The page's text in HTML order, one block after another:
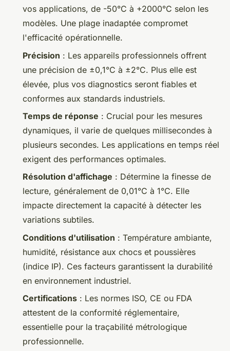
vos applications, de -50°C à +2000°C selon les
modèles. Une plage inadaptée compromet
l'efficacité opérationnelle.
Précision : Les appareils professionnels offrent
une précision de ±0,1°C à ±2°C. Plus elle est
élevée, plus vos diagnostics seront fiables et
conformes aux standards industriels.
Temps de réponse : Crucial pour les mesures
dynamiques, il varie de quelques millisecondes à
plusieurs secondes. Les applications en temps réel
exigent des performances optimales.
Résolution d'affichage : Détermine la finesse de
lecture, généralement de 0,01°C à 1°C. Elle
impacte directement la capacité à détecter les
variations subtiles.
Conditions d'utilisation : Température ambiante,
humidité, résistance aux chocs et poussières
(indice IP). Ces facteurs garantissent la durabilité
en environnement industriel.
Certifications : Les normes ISO, CE ou FDA
attestent de la conformité réglementaire,
essentielle pour la traçabilité métrologique
professionnelle.